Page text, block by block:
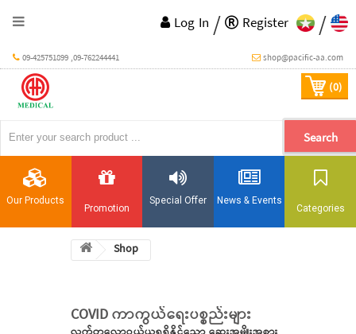
/
Register
/
Log In
09-425751899 ,09-762244441 shop@pacific-aa.com
(0)
Search
Our Products
Promotion
Special Offer News & Events
Categories
Shop
COVID ကာကွယ်ရေးပစ္စည်းများ